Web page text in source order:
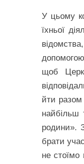
У цьому
їхньої
щоб
йти разом
найбільш
родини».
брати
не